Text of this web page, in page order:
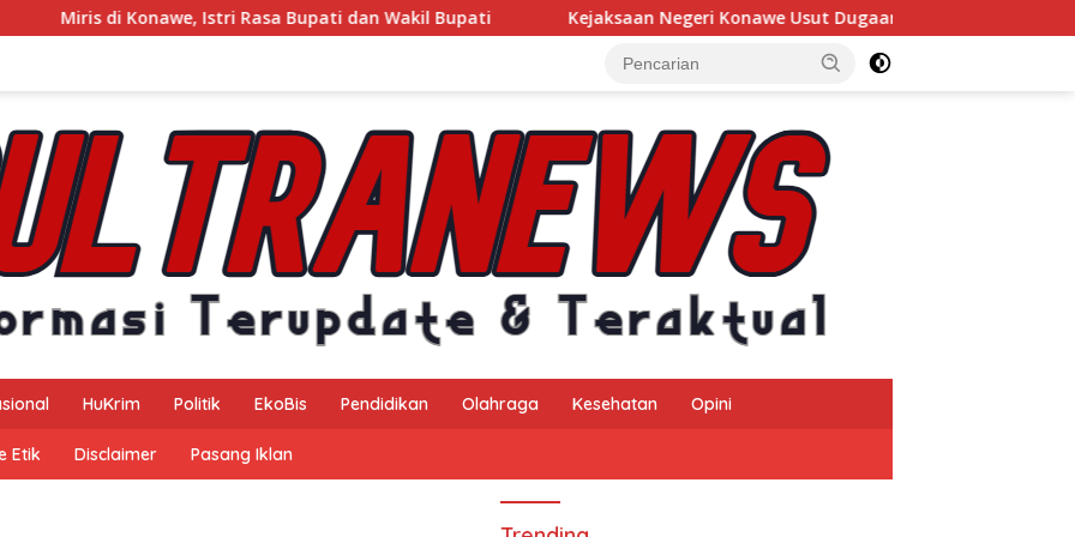
Istri Rasa Bupati dan Wakil Bupati Kejaksaan Negeri Konawe Usut Dugaan Korupsi Insentif Pajak Daerah TA 2024,
HuKrim Politik EkoBis Pendidikan Olahraga Kesehatan Opini
Etik Disclaimer Pasang Iklan